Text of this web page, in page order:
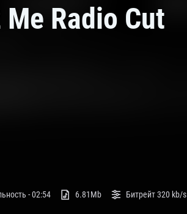
Radio Cut
-02:54 6.81Mb Битрейт320 kb/s